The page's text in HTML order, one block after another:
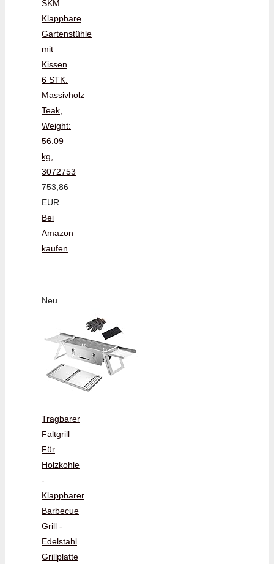
SKM
Klappbare
Gartenstühle
mit
Kissen
6 STK.
Massivholz
Teak,
Weight:
56.09
kg,
3072753
753,86
EUR
Bei
Amazon
kaufen
Neu
Tragbarer
Faltgrill
Für
Holzkohle
-
Klappbarer
Barbecue
Grill -
Edelstahl
Grillplatte